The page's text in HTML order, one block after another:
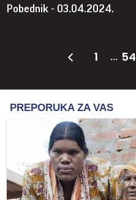
Pobednik - 03.04.2024.
1 ... 54